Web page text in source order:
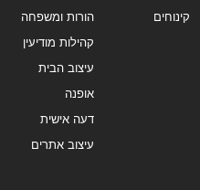
קינוחים
הורות ומשפחה
קהילות מודיעין
עיצוב הבית
אופנה
דעה אישית
עיצוב אתרים